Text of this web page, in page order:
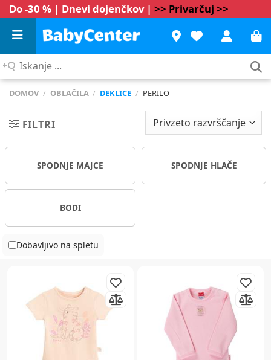
Do -30 % | Dnevi dojenčkov | >> Privarčuj >>
Iskanje
DOMOV / OBLAČILA / DEKLICE / PERILO
FILTRI
SPODNJE MAJCE SPODNJE HLAČE
BODI
Dobavljivo na spletu